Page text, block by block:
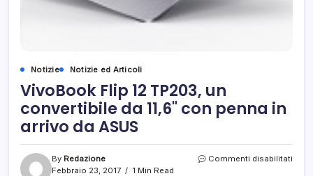
Notizie Notizie ed Articoli
VivoBook Flip 12 TP203, un
convertibile da 11,6" con penna in
arrivo da ASUS
By Redazione
Febbraio 23, 2017
1 Min Read
Commenti disabilitati